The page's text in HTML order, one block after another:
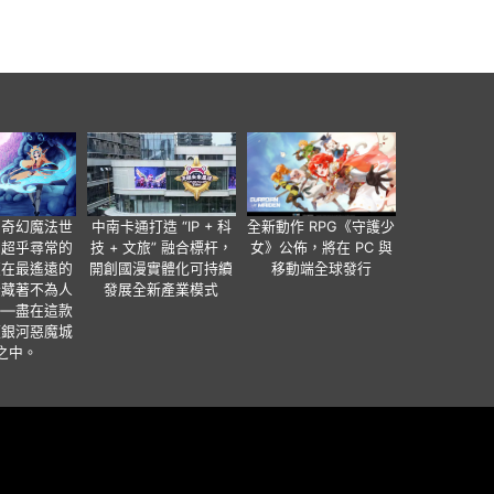
幻魔法世
乎尋常的
最遙遠的
著不為人
盡在這款
河惡魔城
中。
中南卡通打造 “IP + 科
技 + 文旅” 融合標杆，
開創國漫實體化可持續
發展全新產業模式
全新動作 RPG《守護少
女》公佈，將在 PC 與
移動端全球發行